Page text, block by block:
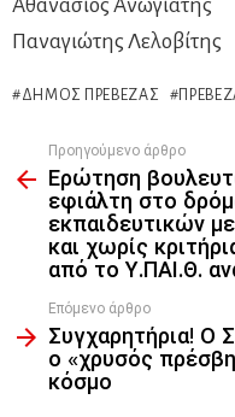
Αθανάσιος Ανωγιάτης
Παναγιώτης Λελοβίτης
ΔΉΜΟΣ ΠΡΈΒΕΖΑΣ
more
Προηγούμενο άρθρο
Ερώτηση
εφιάλτη στο
εκπαιδευτικών
και χωρίς
από το Υ.ΠΑΙ.Θ.
Επόμενο άρθρο
Συγχαρητήρια! Ο
ο «χρυσός
κόσμο